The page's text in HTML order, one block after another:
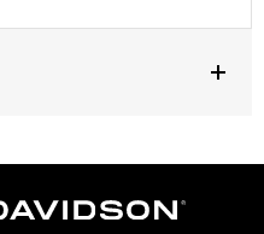
a la abrasiÃ³n,Bolsillos
bidireccional en la parte